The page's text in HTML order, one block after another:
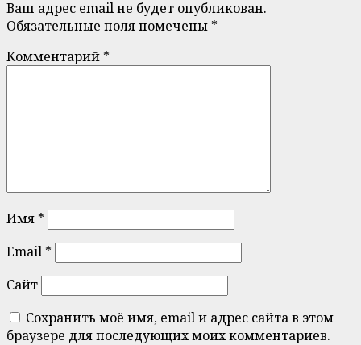
Ваш адрес email не будет опубликован.
Обязательные поля помечены *
Комментарий *
Имя *
Email *
Сайт
Сохранить моё имя, email и адрес сайта в этом
браузере для последующих моих комментариев.